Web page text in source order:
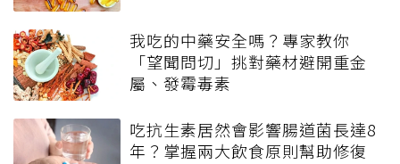
我吃的中藥安全嗎？專家教你
「望聞問切」挑對藥材避開重金
屬、發霉毒素
吃抗生素居然會影響腸道菌長達8
年？掌握兩大飲食原則幫助修復